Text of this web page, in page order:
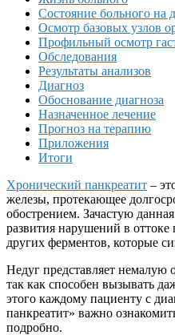
Состояние больного на
Осмотр базовых узлов
Профильный осмотр
Обследования
Результаты анализов
Диагноз
Обоснование диагноза
Назначенное лечение
Прогноз на терапию
Приложения
Итоги
Хронический панкреатит –
железы, протекающее
обострением. Зачастую
развития нарушений в
других ферментов, которые
Недуг представляет немалую
так как способен вызывать
этого каждому пациенту с
панкреатит» важно
подробно.